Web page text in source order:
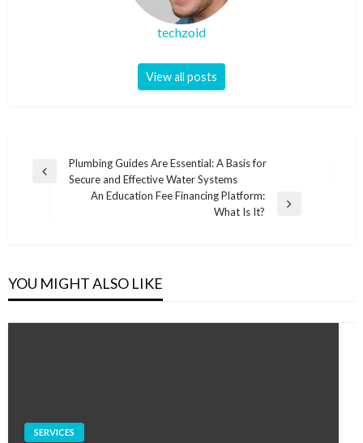
techzoid
View all posts
Post
navigation
Previous
Plumbing Guides Are Essential: A Basis for
Secure and Effective Water Systems
An Education Fee Financing Platform:
What Is It?
YOU MIGHT ALSO LIKE
SERVICES